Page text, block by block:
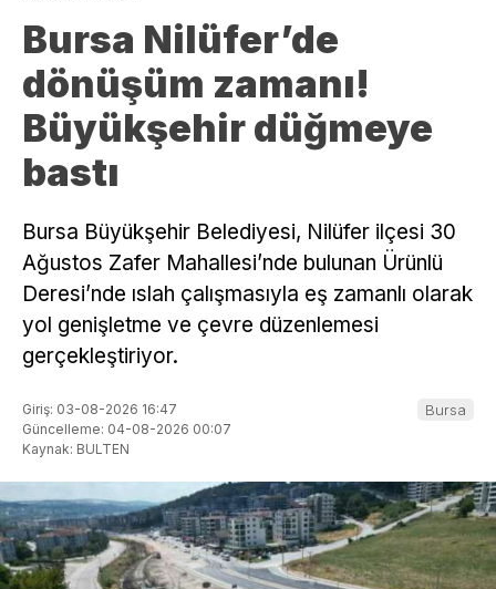
Bursa Nilüfer’de
dönüşüm zamanı!
Büyükşehir düğmeye
bastı
Bursa Büyükşehir Belediyesi, Nilüfer ilçesi 30
Ağustos Zafer Mahallesi’nde bulunan Ürünlü
Deresi’nde ıslah çalışmasıyla eş zamanlı olarak
yol genişletme ve çevre düzenlemesi
gerçekleştiriyor.
Giriş: 03-08-2026 16:47
Güncelleme: 04-08-2026 00:07
Kaynak: BULTEN
Bursa